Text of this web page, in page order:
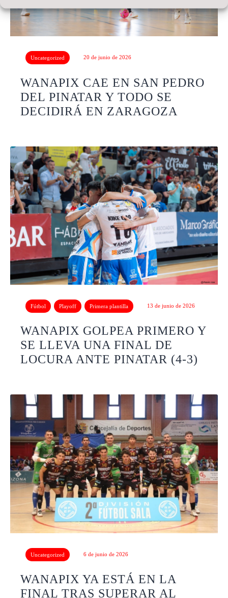
Uncategorized 20 de junio de 2026
WANAPIX CAE EN SAN PEDRO
DEL PINATAR Y TODO SE
DECIDIRÁ EN ZARAGOZA
Fútbol Playoff Primera plantilla 13 de junio de 2026
WANAPIX GOLPEA PRIMERO Y
SE LLEVA UNA FINAL DE
LOCURA ANTE PINATAR (4-3)
Uncategorized 6 de junio de 2026
WANAPIX YA ESTÁ EN LA
FINAL TRAS SUPERAR AL